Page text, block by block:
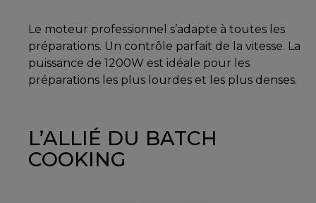
Le moteur professionnel s’adapte à toutes les
préparations. Un contrôle parfait de la vitesse. La
puissance de 1200W est idéale pour les
préparations les plus lourdes et les plus denses.
L’ALLIÉ DU BATCH
COOKING